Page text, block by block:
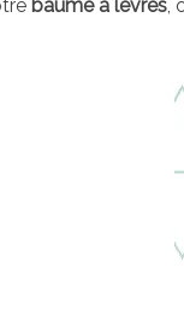
baume à lèvres,